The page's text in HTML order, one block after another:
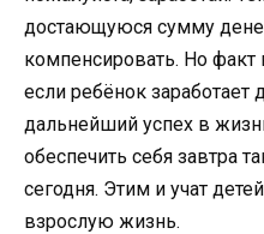
достающуюся сумму
компенсировать. Но факт
если ребёнок заработает
дальнейший успех в
обеспечить себя завтра
сегодня. Этим и учат
взрослую жизнь.